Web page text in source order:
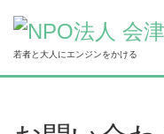
若者と大人にエンジンをかける